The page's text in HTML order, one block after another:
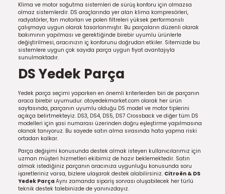
Klima ve motor soğutma sistemleri de sürüş konforu için olmazsa
olmaz sistemlerdir. DS araçlarında yer alan klima kompresörleri,
radyatörler, fan motorları ve polen filtreleri yüksek performanslı
çalışmaya uygun olarak tasarlanmıştır. Bu parçaların düzenli olarak
bakımının yapılması ve gerektiğinde birebir uyumlu ürünlerle
değiştirilmesi, aracınızın iç konforunu doğrudan etkiler. Sitemizde bu
sistemlere uygun çok sayıda parça uygun fiyat avantajıyla
sunulmaktadır.
DS Yedek Parça
Yedek parça seçimi yaparken en önemli kriterlerden biri de parçanın
araca birebir uyumudur. otoyedekmarket.com olarak her ürün
sayfasında, parçanın uyumlu olduğu DS model ve motor tiplerini
açıkça belirtmekteyiz. DS3, DS4, DS5, DS7 Crossback ve diğer tüm DS
modelleri için şasi numarası üzerinden doğru eşleştirme yapılmasına
olanak tanıyoruz. Bu sayede satın alma sırasında hata yapma riski
ortadan kalkar.
Parça değişimi konusunda destek almak isteyen kullanıcılarımız için
uzman müşteri hizmetleri ekibimiz de hazır beklemektedir. Satın
almak istediğiniz parçanın aracınıza uygunluğu konusunda soru
işaretleriniz varsa, bizlere ulaşarak destek alabilirsiniz. Citroën & DS
Yedek Parça Aynı zamanda sipariş sonrası oluşabilecek her türlü
teknik destek talebinizde de yanınızdayız.